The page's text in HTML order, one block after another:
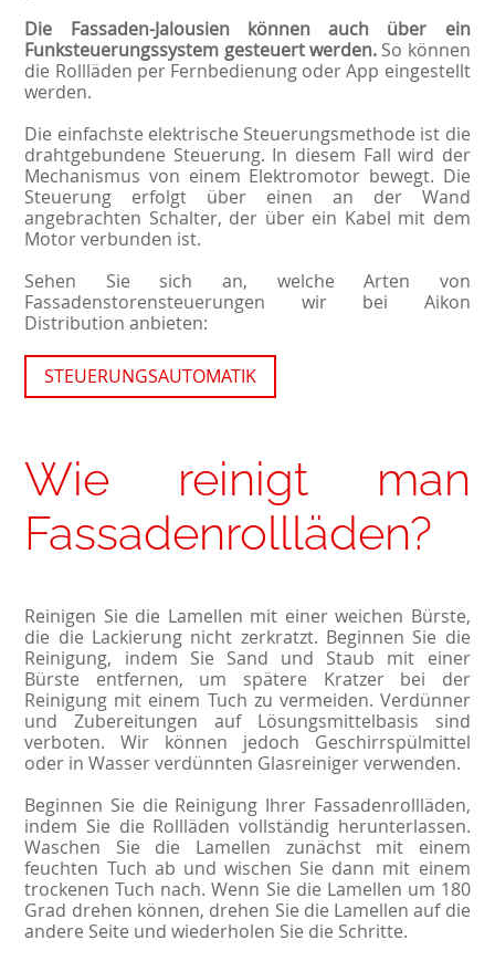
Die Fassaden-Jalousien können auch über ein
Funksteuerungssystem gesteuert werden. So können
die Rollläden per Fernbedienung oder App eingestellt
werden.
Die einfachste elektrische Steuerungsmethode ist die
drahtgebundene Steuerung. In diesem Fall wird der
Mechanismus von einem Elektromotor bewegt. Die
Steuerung erfolgt über einen an der Wand
angebrachten Schalter, der über ein Kabel mit dem
Motor verbunden ist.
Sehen Sie sich an, welche Arten von
Fassadenstorensteuerungen wir bei Aikon
Distribution anbieten:
STEUERUNGSAUTOMATIK
Wie reinigt man
Fassadenrollläden?
Reinigen Sie die Lamellen mit einer weichen Bürste,
die die Lackierung nicht zerkratzt. Beginnen Sie die
Reinigung, indem Sie Sand und Staub mit einer
Bürste entfernen, um spätere Kratzer bei der
Reinigung mit einem Tuch zu vermeiden. Verdünner
und Zubereitungen auf Lösungsmittelbasis sind
verboten. Wir können jedoch Geschirrspülmittel
oder in Wasser verdünnten Glasreiniger verwenden.
Beginnen Sie die Reinigung Ihrer Fassadenrollläden,
indem Sie die Rollläden vollständig herunterlassen.
Waschen Sie die Lamellen zunächst mit einem
feuchten Tuch ab und wischen Sie dann mit einem
trockenen Tuch nach. Wenn Sie die Lamellen um 180
Grad drehen können, drehen Sie die Lamellen auf die
andere Seite und wiederholen Sie die Schritte.